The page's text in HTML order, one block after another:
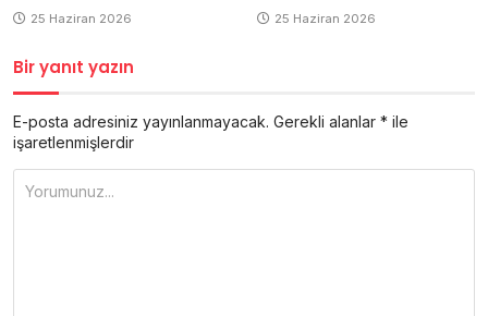
25 Haziran 2026 25 Haziran 2026
Bir yanıt yazın
E-posta adresiniz yayınlanmayacak. Gerekli alanlar * ile
işaretlenmişlerdir